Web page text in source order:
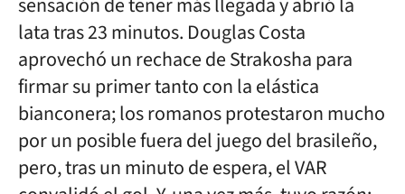
lata tras 23 minutos. Douglas Costa
aprovechó un rechace de Strakosha para
firmar su primer tanto con la elástica
bianconera; los romanos protestaron mucho
por un posible fuera del juego del brasileño,
pero, tras un minuto de espera, el VAR